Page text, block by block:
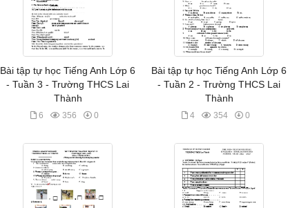
Bài tập tự học Tiếng Anh Lớp 6
- Tuần 3 - Trường THCS Lai
Thành
6 356 0
Bài tập tự học Tiếng Anh Lớp 6
- Tuần 2 - Trường THCS Lai
Thành
4 354 0